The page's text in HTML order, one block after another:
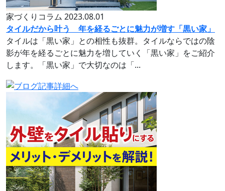
家づくりコラム 2023.08.01
タイルだから叶う 年を経るごとに魅力が増す「黒い家」
タイルは「黒い家」との相性も抜群。タイルならではの陰
影が年を経るごとに魅力を増していく「黒い家」をご紹介
します。「黒い家」で大切なのは「...